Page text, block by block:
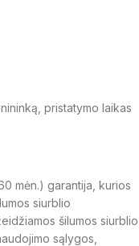
pristatymo laikas
mėn.) garantija, kurios
siurblio
šilumos siurblio
sąlygos,